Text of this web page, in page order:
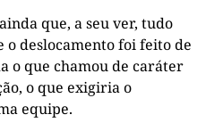
que, a seu ver, tudo
o deslocamento foi feito de
o que chamou de caráter
o que exigiria o
equipe.